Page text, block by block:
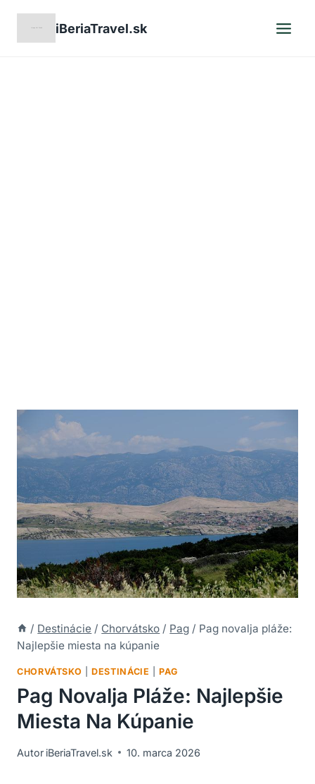
iBeriaTravel.sk
/ Destinácie / Chorvátsko / Pag / Pag novalja pláže:
Najlepšie miesta na kúpanie
CHORVÁTSKO |DESTINÁCIE |PAG
Pag Novalja Pláže: Najlepšie
Miesta Na Kúpanie
Autor iBeriaTravel.sk 10. marca 2026